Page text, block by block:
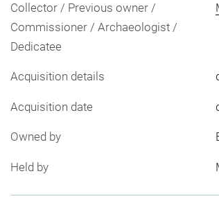
Collector / Previous owner /
Commissioner / Archaeologist /
Dedicatee
Acquisition details
Acquisition date
Owned by
Held by